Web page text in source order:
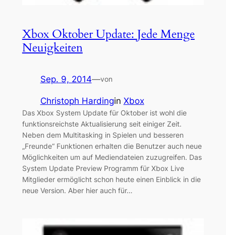
Xbox Oktober Update: Jede Menge
Neuigkeiten
Sep. 9, 2014—von
Christoph Hardingin Xbox
Das Xbox System Update für Oktober ist wohl die
funktionsreichste Aktualisierung seit einiger Zeit.
Neben dem Multitasking in Spielen und besseren
„Freunde“ Funktionen erhalten die Benutzer auch neue
Möglichkeiten um auf Mediendateien zuzugreifen. Das
System Update Preview Programm für Xbox Live
Mitglieder ermöglicht schon heute einen Einblick in die
neue Version. Aber hier auch für…